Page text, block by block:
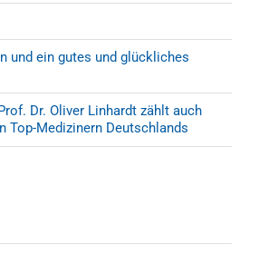
und ein gutes und glückliches
Dr. Oliver Linhardt zählt auch
Top-Medizinern Deutschlands